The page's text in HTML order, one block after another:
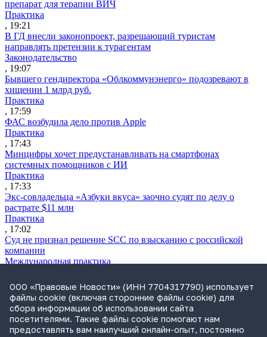
препарат для терапии ВИЧ
Практика
, 19:21
В ГД внесли законопроект, разрешающий туристам
направлять претензии к турагентам
Законодательство
, 19:07
Бывшего гендиректора «Облкоммунэнерго» подозревают в
хищении 1 млрд руб.
Практика
, 17:59
ФАС возбудила дело против Apple
Практика
, 17:43
Минцифры хочет предустанавливать на смартфонах
системных помощников с ИИ
Практика
, 17:33
Экс-совладельца «Азбуки вкуса» заочно судят по делу о
растрате $11 млн
Практика
, 17:02
Суд не признал решение SCC по взысканию с российской
компании
Международная практика
Дроны могут начать применять для фиксации нарушений
ПДД
Практика
, 15:41
Бывшего сенатора Сабадаша приговорили к 12 годам по делу
ООО «Правовые Новости» (ИНН 7704317790) использует
файлы cookie (включая сторонние файлы cookie) для
сбора информации об использовании сайта
посетителями. Такие файлы cookie помогают нам
предоставлять вам наилучший онлайн-опыт, постоянно